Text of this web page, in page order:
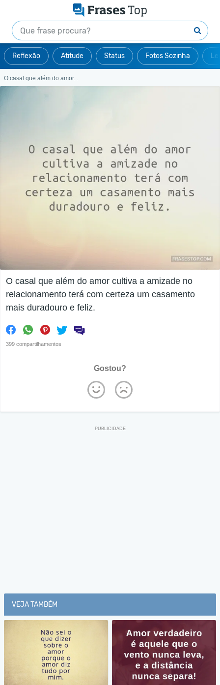
Reflexão Atitude Status Fotos Sozinha
O casal que além do amor...
O casal que além do amor cultiva a amizade no
relacionamento terá com certeza um casamento
mais duradouro e feliz.
399 compartilhamentos
Gostou?
VEJA TAMBÉM